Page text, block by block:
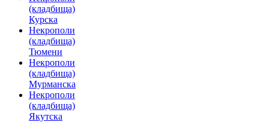
(кладбища)
Курска
Некрополи
(кладбища)
Тюмени
Некрополи
(кладбища)
Мурманска
Некрополи
(кладбища)
Якутска